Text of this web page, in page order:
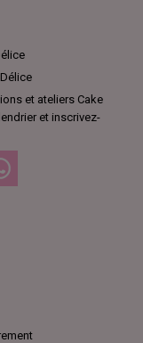
et ateliers Cake
et inscrivez-